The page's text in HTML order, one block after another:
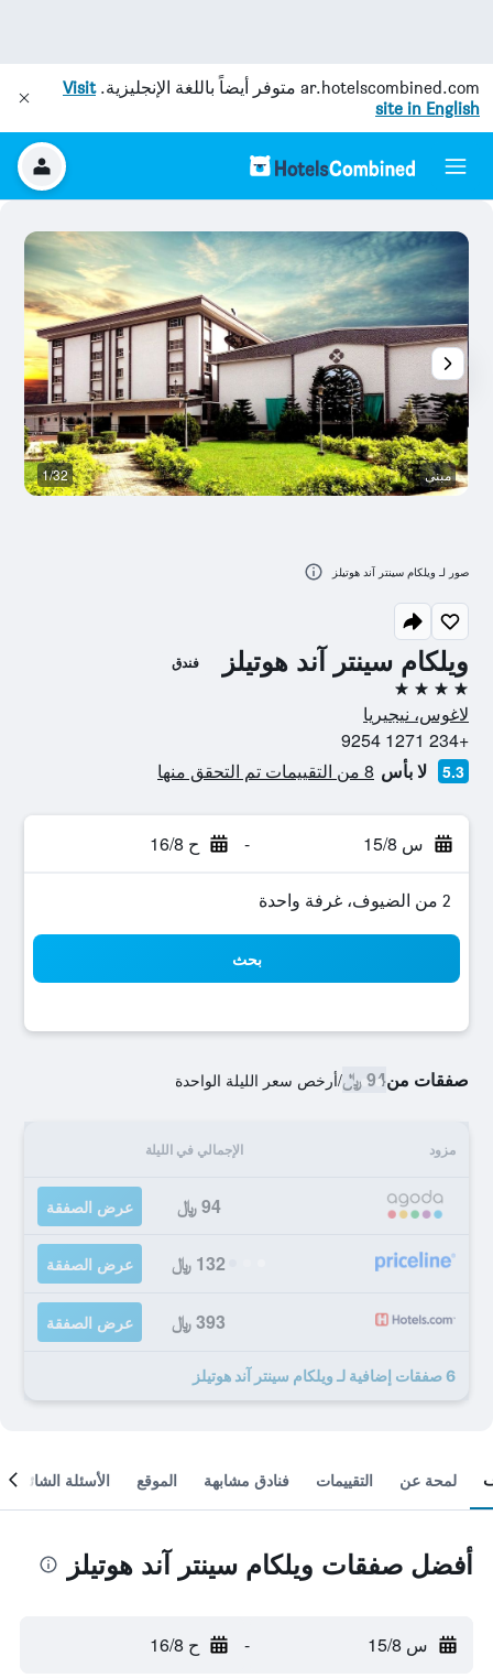
ar.hotelscombined.com متوفر أيضاً باللغة الإنجليزية.Visit
site in English
ويلكام سينتر آند هوتيلز فندق
4 نجوم
لاغوس، نيجيريا
+234 1271 9254
5.3 لا بأس 8 من التقييمات تم التحقق منها
س 15/8 - ح 16/8
2 من الضيوف، غرفة واحدة
بحث
صفقات من94 ﷼ /أرخص سعر الليلة الواحدة
مزود الإجمالي في الليلة
94 ﷼ عرض الصفقة
132 ﷼ عرض الصفقة
393 ﷼ عرض الصفقة
6 صفقات إضافية لـ ويلكام سينتر آند هوتيلز
مبنى 1/32
صور لـ ويلكام سينتر آند هوتيلز
لمحة عن التقييمات فنادق مشابهة الموقع الأسئلة الشائعة
أفضل صفقات ويلكام سينتر آند هوتيلز
س 15/8 - ح 16/8